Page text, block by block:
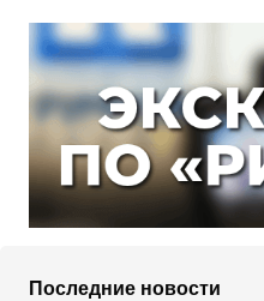
Последние новости